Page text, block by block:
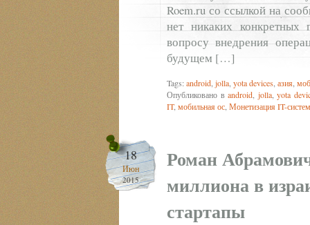
Roem.ru со ссылкой на
нет никаких конкретных
вопросу внедрения
будущем […]
Tags: android jolla yota devices азия
Опубликовано в android jolla, yota
IT, мобильная ос Монетизация IT-систем
18
Июн
2015
Роман
миллиона в
стартапы